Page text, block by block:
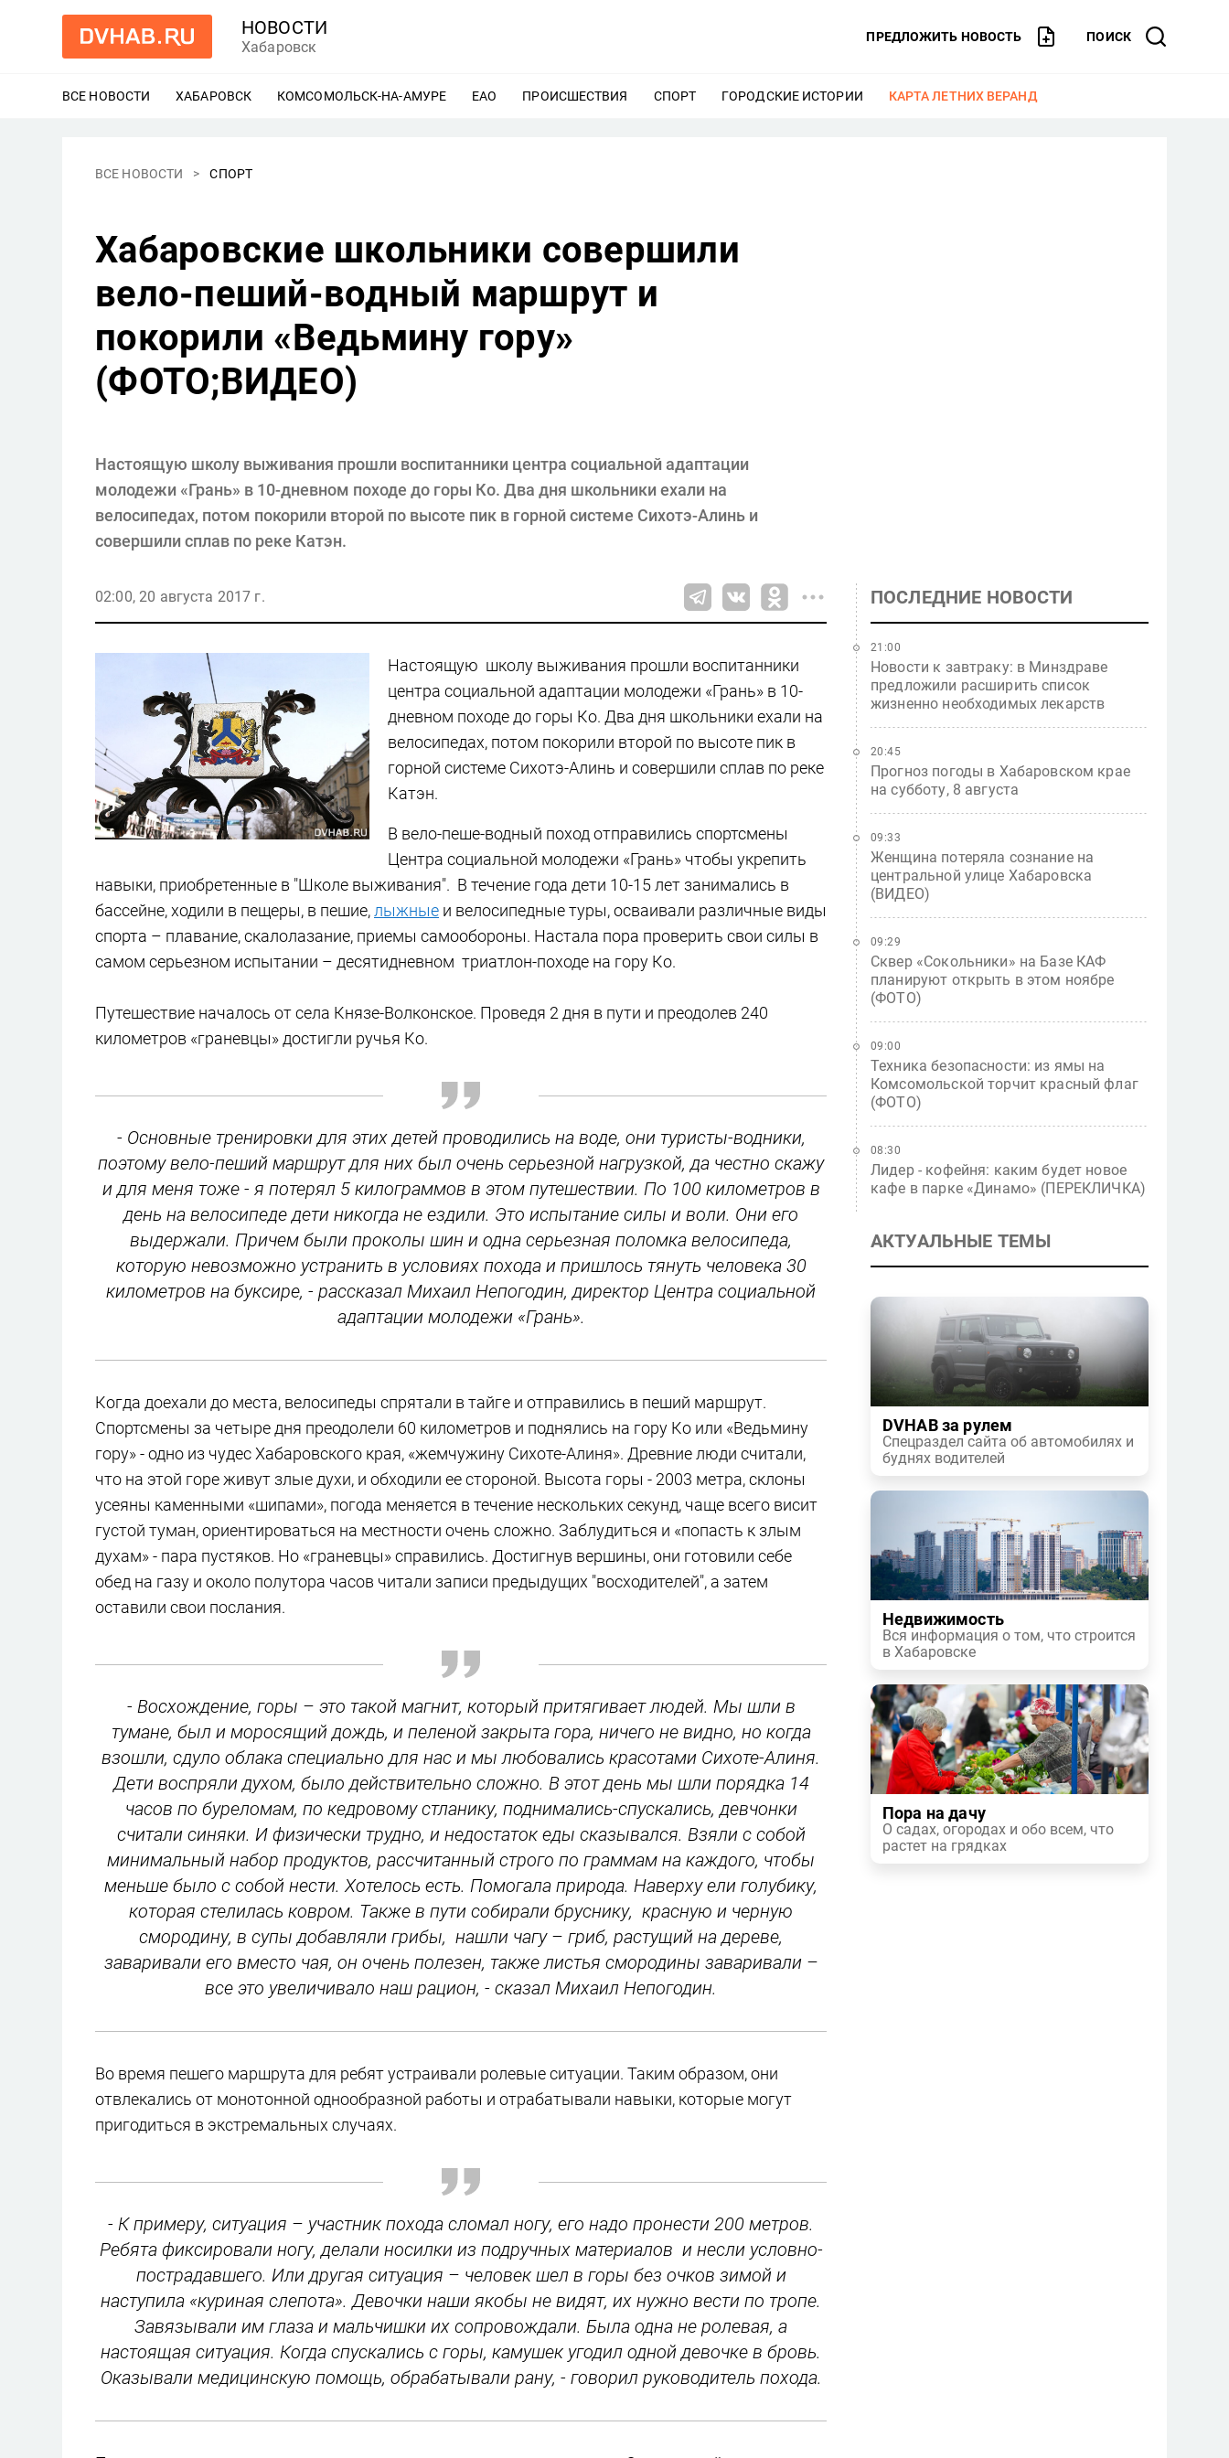
НОВОСТИ
Хабаровск
ПРЕДЛОЖИТЬ НОВОСТЬ ПОИСК
ВСЕ НОВОСТИ ХАБАРОВСК ЕЩЕ
КОМСОМОЛЬСК-НА-АМУРЕ ЕЩЕ
ЕАО ЕЩЕ
ПРОИСШЕСТВИЯ ЕЩЕ
СПОРТ ЕЩЕ
ГОРОДСКИЕ ИСТОРИИ ЕЩЕ
КАРТА ЛЕТНИХ ВЕРАНД
ВСЕ НОВОСТИ СПОРТ
Хабаровские школьники совершили
вело-пеший-водный маршрут и
покорили «Ведьмину гору»
(ФОТО;ВИДЕО)
Настоящую школу выживания прошли воспитанники центра социальной адаптации
молодежи «Грань» в 10-дневном походе до горы Ко. Два дня школьники ехали на
велосипедах, потом покорили второй по высоте пик в горной системе Сихотэ-Алинь и
совершили сплав по реке Катэн.
02:00, 20 августа 2017 г.
Настоящую школу выживания прошли воспитанники
центра социальной адаптации молодежи «Грань» в 10-
дневном походе до горы Ко. Два дня школьники ехали на
велосипедах, потом покорили второй по высоте пик в
горной системе Сихотэ-Алинь и совершили сплав по реке
Катэн.
В вело-пеше-водный поход отправились спортсмены
Центра социальной молодежи «Грань» чтобы укрепить
навыки, приобретенные в "Школе выживания". В течение года дети 10-15 лет занимались в
бассейне, ходили в пещеры, в пешие, лыжные и велосипедные туры, осваивали различные виды
спорта – плавание, скалолазание, приемы самообороны. Настала пора проверить свои силы в
самом серьезном испытании – десятидневном триатлон-походе на гору Ко.
Путешествие началось от села Князе-Волконское. Проведя 2 дня в пути и преодолев 240
километров «граневцы» достигли ручья Ко.
- Основные тренировки для этих детей проводились на воде, они туристы-водники,
поэтому вело-пеший маршрут для них был очень серьезной нагрузкой, да честно скажу
и для меня тоже - я потерял 5 килограммов в этом путешествии. По 100 километров в
день на велосипеде дети никогда не ездили. Это испытание силы и воли. Они его
выдержали. Причем были проколы шин и одна серьезная поломка велосипеда,
которую невозможно устранить в условиях похода и пришлось тянуть человека 30
километров на буксире, - рассказал Михаил Непогодин, директор Центра социальной
адаптации молодежи «Грань».
Когда доехали до места, велосипеды спрятали в тайге и отправились в пеший маршрут.
Спортсмены за четыре дня преодолели 60 километров и поднялись на гору Ко или «Ведьмину
гору» - одно из чудес Хабаровского края, «жемчужину Сихоте-Алиня». Древние люди считали,
что на этой горе живут злые духи, и обходили ее стороной. Высота горы - 2003 метра, склоны
усеяны каменными «шипами», погода меняется в течение нескольких секунд, чаще всего висит
густой туман, ориентироваться на местности очень сложно. Заблудиться и «попасть к злым
духам» - пара пустяков. Но «граневцы» справились. Достигнув вершины, они готовили себе
обед на газу и около полутора часов читали записи предыдущих "восходителей", а затем
оставили свои послания.
- Восхождение, горы – это такой магнит, который притягивает людей. Мы шли в
тумане, был и моросящий дождь, и пеленой закрыта гора, ничего не видно, но когда
взошли, сдуло облака специально для нас и мы любовались красотами Сихоте-Алиня.
Дети воспряли духом, было действительно сложно. В этот день мы шли порядка 14
часов по буреломам, по кедровому стланику, поднимались-спускались, девчонки
считали синяки. И физически трудно, и недостаток еды сказывался. Взяли с собой
минимальный набор продуктов, рассчитанный строго по граммам на каждого, чтобы
меньше было с собой нести. Хотелось есть. Помогала природа. Наверху ели голубику,
которая стелилась ковром. Также в пути собирали бруснику, красную и черную
смородину, в супы добавляли грибы, нашли чагу – гриб, растущий на дереве,
заваривали его вместо чая, он очень полезен, также листья смородины заваривали –
все это увеличивало наш рацион, - сказал Михаил Непогодин.
Во время пешего маршрута для ребят устраивали ролевые ситуации. Таким образом, они
отвлекались от монотонной однообразной работы и отрабатывали навыки, которые могут
пригодиться в экстремальных случаях.
- К примеру, ситуация – участник похода сломал ногу, его надо пронести 200 метров.
Ребята фиксировали ногу, делали носилки из подручных материалов и несли условно-
пострадавшего. Или другая ситуация – человек шел в горы без очков зимой и
наступила «куриная слепота». Девочки наши якобы не видят, их нужно вести по тропе.
Завязывали им глаза и мальчишки их сопровождали. Была одна не ролевая, а
настоящая ситуация. Когда спускались с горы, камушек угодил одной девочке в бровь.
Оказывали медицинскую помощь, обрабатывали рану, - говорил руководитель похода.
ПОСЛЕДНИЕ НОВОСТИ
Новости к завтраку: в Минздраве
предложили расширить список
жизненно необходимых лекарств
21:00
Прогноз погоды в Хабаровском крае
на субботу, 8 августа
20:45
Женщина потеряла сознание на
центральной улице Хабаровска
(ВИДЕО)
09:33
Сквер «Сокольники» на Базе КАФ
планируют открыть в этом ноябре
(ФОТО)
09:29
Техника безопасности: из ямы на
Комсомольской торчит красный флаг
(ФОТО)
09:00
Лидер - кофейня: каким будет новое
кафе в парке «Динамо» (ПЕРЕКЛИЧКА)
08:30
АКТУАЛЬНЫЕ ТЕМЫ
DVHAB за рулем
Спецраздел сайта об автомобилях и
буднях водителей
Недвижимость
Вся информация о том, что строится
в Хабаровске
Пора на дачу
О садах, огородах и обо всем, что
растет на грядках